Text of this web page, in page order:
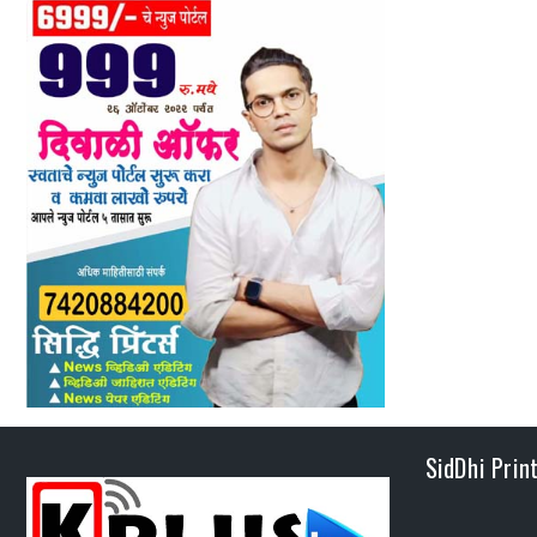
SidDhi